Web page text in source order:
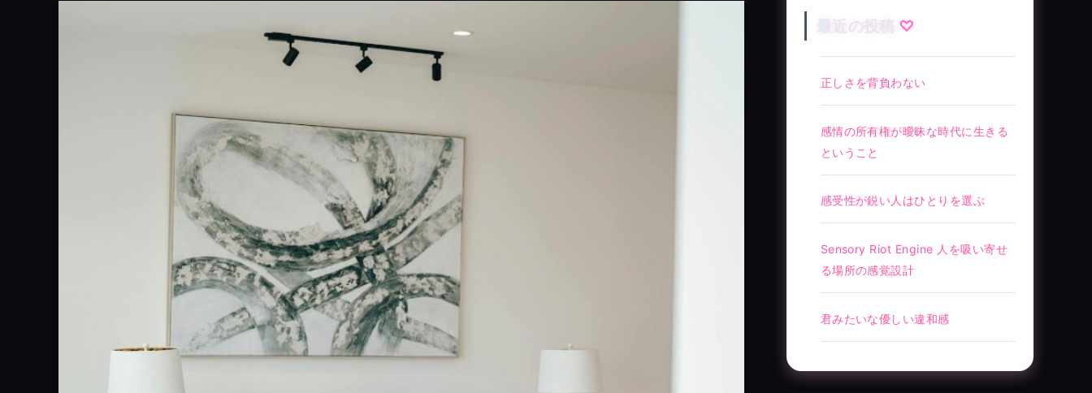
最近の投稿
正しさを背負わない
感情の所有権が曖昧な時代に生きる
ということ
感受性が鋭い人はひとりを選ぶ
Sensory Riot Engine 人を吸い寄せ
る場所の感覚設計
君みたいな優しい違和感